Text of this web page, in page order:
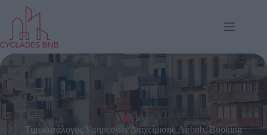
Μετάβαση
περιεχόμενο
Αρχή
Τιμοκατάλογος Υπηρεσιών Διαχείρισης Airbnb, Booking